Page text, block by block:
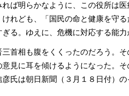
ば明らかなように、この役所は
れども、「国民の命と健康を守
る。ゆえに、危機に対応する能力
首相も腹をくくったのだろう。
見に耳を傾けるようになった。そ
氏は朝日新聞（３月１８日付）